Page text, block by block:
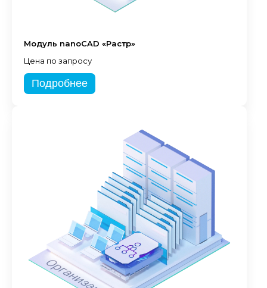
Модуль nanoCAD «Растр»
Цена по запросу
Подробнее